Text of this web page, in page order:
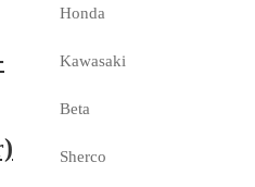
Honda
Kawasaki
Beta
Sherco